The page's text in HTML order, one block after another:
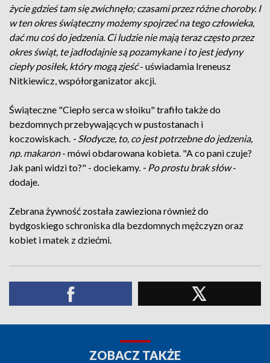
życie gdzieś tam się zwichnęło; czasami przez różne choroby. I
w ten okres świąteczny możemy spojrzeć na tego człowieka,
dać mu coś do jedzenia. Ci ludzie nie mają teraz często przez
okres świąt, te jadłodajnie są pozamykane i to jest jedyny
ciepły posiłek, który mogą zjeść- uświadamia Ireneusz
Nitkiewicz, współorganizator akcji.
Świąteczne "Ciepło serca w słoiku" trafiło także do
bezdomnych przebywających w pustostanach i
koczowiskach. - Słodycze, to, co jest potrzebne do jedzenia,
np. makaron- mówi obdarowana kobieta. "A co pani czuje?
Jak pani widzi to?" - dociekamy. - Po prostu brak słów-
dodaje.
Zebrana żywność została zawieziona również do
bydgoskiego schroniska dla bezdomnych mężczyzn oraz
kobiet i matek z dziećmi.
ZOBACZ TAKŻE